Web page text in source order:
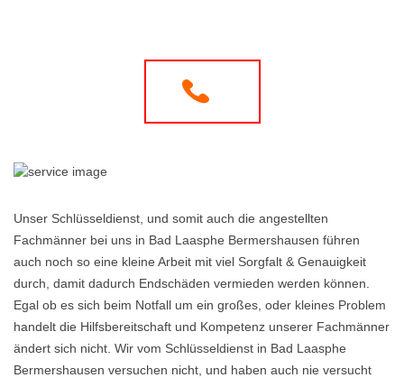
Unser Schlüsseldienst, und somit auch die angestellten
Fachmänner bei uns in Bad Laasphe Bermershausen führen
auch noch so eine kleine Arbeit mit viel Sorgfalt & Genauigkeit
durch, damit dadurch Endschäden vermieden werden können.
Egal ob es sich beim Notfall um ein großes, oder kleines Problem
handelt die Hilfsbereitschaft und Kompetenz unserer Fachmänner
ändert sich nicht. Wir vom Schlüsseldienst in Bad Laasphe
Bermershausen versuchen nicht, und haben auch nie versucht